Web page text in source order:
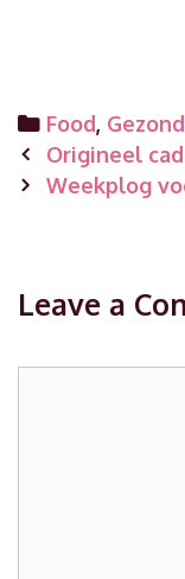
Categories
Food, Gezond
Post
navigation
Origineel
Weekplog
Leave a